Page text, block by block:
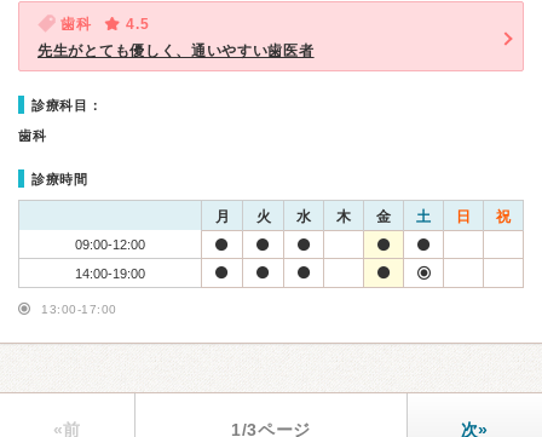
歯科
4.5
先生がとても優しく、通いやすい歯医者
診療科目：
歯科
診療時間
月 火 水 木 金 土 日 祝
09:00-12:00
14:00-19:00
13:00-17:00
«前 1/3ページ 次»